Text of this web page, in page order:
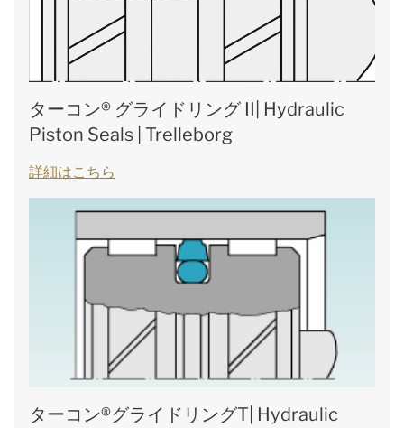
ターコン® グライドリング II| Hydraulic
Piston Seals | Trelleborg
詳細はこちら
ターコン®グライドリングT| Hydraulic